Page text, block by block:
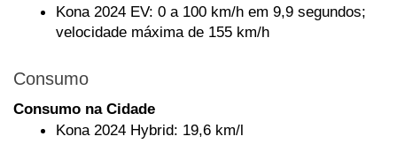
Kona 2024 EV: 0 a 100 km/h em 9,9 segundos;
velocidade máxima de 155 km/h
Consumo
Consumo na Cidade
Kona 2024 Hybrid: 19,6 km/l